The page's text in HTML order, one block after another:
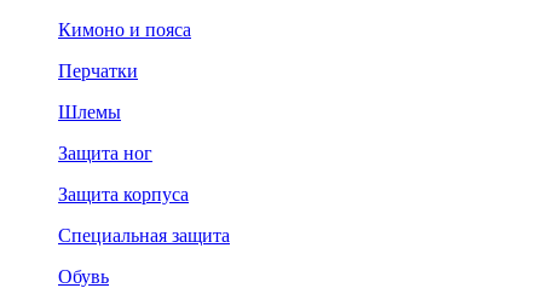
Кимоно и пояса
Перчатки
Шлемы
Защита ног
Защита корпуса
Специальная защита
Обувь